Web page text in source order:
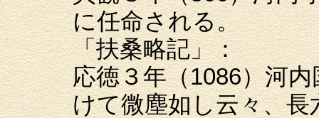
に任命される。
「扶桑略記」：
応徳３年（1086）河
けて微塵如し云々、